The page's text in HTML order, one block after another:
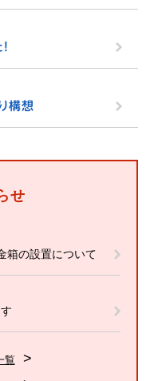
!
構想
せ
箱の設置について
覧